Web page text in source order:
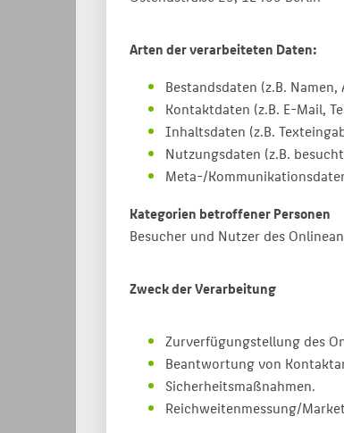
Arten der verarbeiteten Daten:
Bestandsdaten (z.B. Namen,
Kontaktdaten (z.B. E-Mail,
Inhaltsdaten (z.B.
Nutzungsdaten (z.B.
Meta-/
Kategorien betroffener Personen
Besucher und Nutzer des
Zweck der Verarbeitung
Zurverfügungstellung des
Beantwortung von
Sicherheitsmaßnahmen.
Reichweitenmessung/